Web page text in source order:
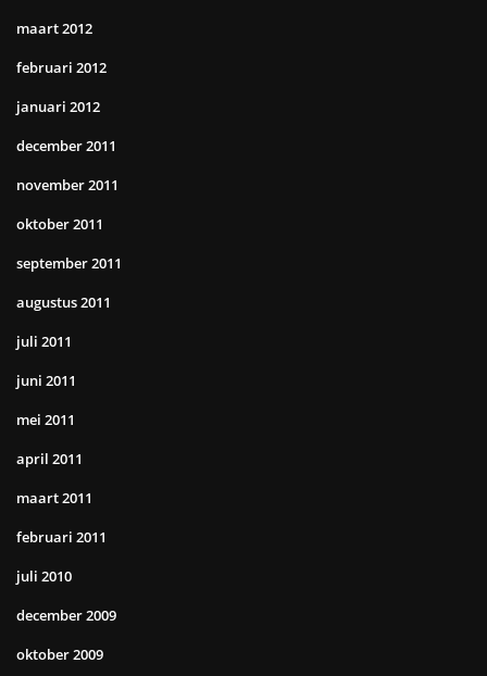
maart 2012
februari 2012
januari 2012
december 2011
november 2011
oktober 2011
september 2011
augustus 2011
juli 2011
juni 2011
mei 2011
april 2011
maart 2011
februari 2011
juli 2010
december 2009
oktober 2009